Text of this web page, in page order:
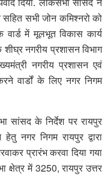
सहित सभी जोन कमिश्नरो को
वार्ड में मूलभूत विकास कार्य
नगरीय प्रशासन विभाग
नगरीय प्रशासन एवं
वार्डों के लिए नगर निगम
सांसद के निर्देश पर रायपुर
नगर निगम रायपुर द्वारा
प्रारंभ करवा दिया गया
क्षेत्र में 3250, रायपुर उत्तर